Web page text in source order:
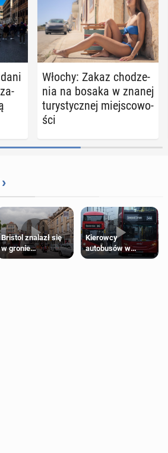
za­
Włochy: Zakaz cho­dze­
nia na bosaka w znanej
tu­ry­stycz­nej miej­sco­wo­
ści
›
Bristol znalazł się
w gronie
najlepszych
Kierowcy
autobusów w
Londynie